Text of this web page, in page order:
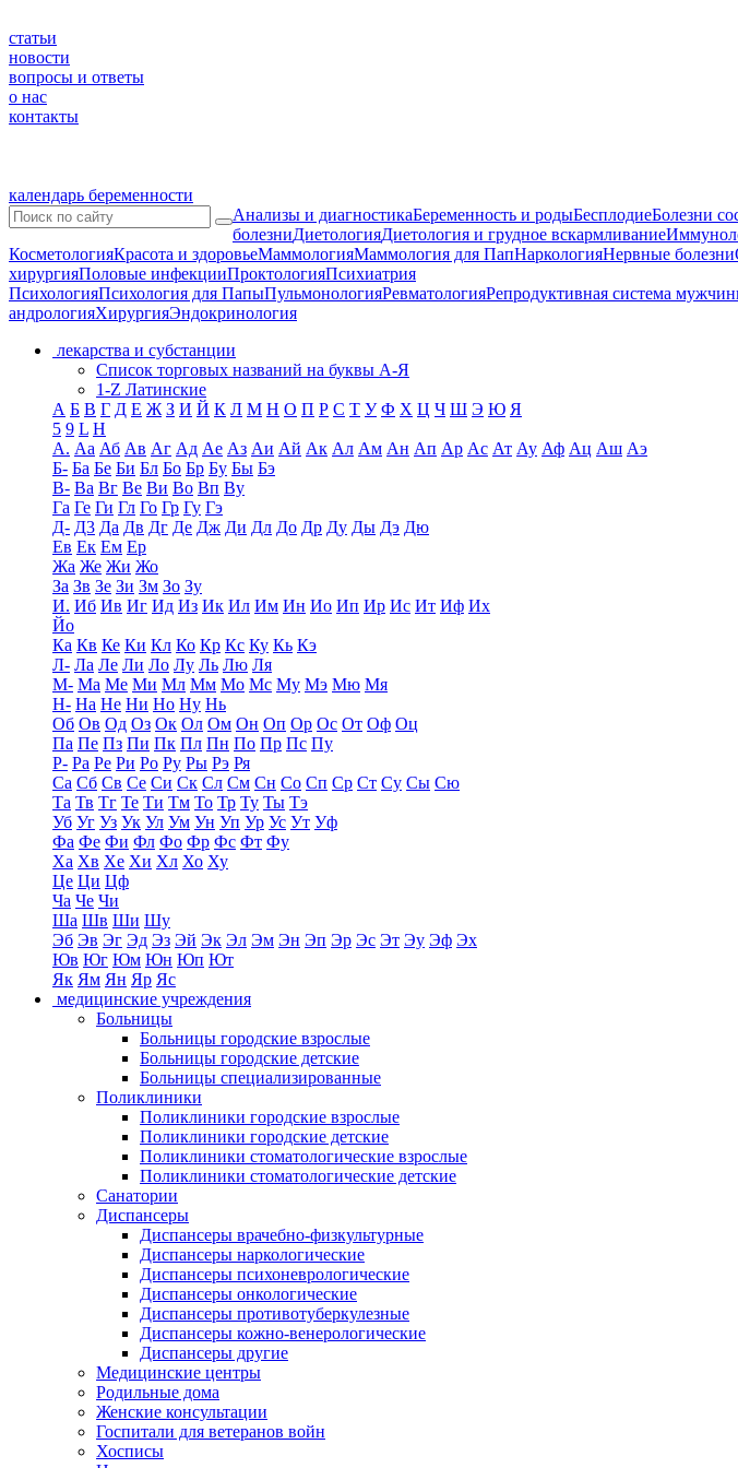
статьи
новости
вопросы и ответы
о нас
контакты
календарь беременности
Анализы и диагностикаБеременность и родыБесплодиеБолезни
болезниДиетологияДиетология и грудное вскармливание
КосметологияКрасота и здоровьеМаммологияМаммология для ПапНаркологияНервные болезни
хирургияПоловые инфекцииПроктологияПсихиатрия
ПсихологияПсихология для ПапыПульмонологияРевматологияРепродуктивная система
андрологияХирургияЭндокринология
лекарства и субстанции
Список торговых названий на буквы А-Я
1-Z Латинские
А Б В Г Д Е Ж З И Й К Л М Н О П Р С Т У Ф Х Ц Ч Ш Э Ю Я
5 9 L H
А. Аа Аб Ав Аг Ад Ае Аз Аи Ай Ак Ал Ам Ан Ап Ар Ас Ат Ау Аф Ац Аш Аэ
Б- Ба Бе Би Бл Бо Бр Бу Бы Бэ
В- Ва Вг Ве Ви Во Вп Ву
Га Ге Ги Гл Го Гр Гу Гэ
Д- Д3 Да Дв Дг Де Дж Ди Дл До Др Ду Ды Дэ Дю
Ев Ек Ем Ер
Жа Же Жи Жо
За Зв Зе Зи Зм Зо Зу
И. Иб Ив Иг Ид Из Ик Ил Им Ин Ио Ип Ир Ис Ит Иф Их
Йо
Ка Кв Ке Ки Кл Ко Кр Кс Ку Кь Кэ
Л- Ла Ле Ли Ло Лу Ль Лю Ля
М- Ма Ме Ми Мл Мм Мо Мс Му Мэ Мю Мя
Н- На Не Ни Но Ну Нь
Об Ов Од Оз Ок Ол Ом Он Оп Ор Ос От Оф Оц
Па Пе Пз Пи Пк Пл Пн По Пр Пс Пу
Р- Ра Ре Ри Ро Ру Ры Рэ Ря
Са Сб Св Се Си Ск Сл См Сн Со Сп Ср Ст Су Сы Сю
Та Тв Тг Те Ти Тм То Тр Ту Ты Тэ
Уб Уг Уз Ук Ул Ум Ун Уп Ур Ус Ут Уф
Фа Фе Фи Фл Фо Фр Фс Фт Фу
Ха Хв Хе Хи Хл Хо Ху
Це Ци Цф
Ча Че Чи
Ша Шв Ши Шу
Эб Эв Эг Эд Эз Эй Эк Эл Эм Эн Эп Эр Эс Эт Эу Эф Эх
Юв Юг Юм Юн Юп Ют
Як Ям Ян Яр Яс
медицинские учреждения
Больницы
Больницы городские взрослые
Больницы городские детские
Больницы специализированные
Поликлиники
Поликлиники городские взрослые
Поликлиники городские детские
Поликлиники стоматологические взрослые
Поликлиники стоматологические детские
Санатории
Диспансеры
Диспансеры врачебно-физкультурные
Диспансеры наркологические
Диспансеры психоневрологические
Диспансеры онкологические
Диспансеры противотуберкулезные
Диспансеры кожно-венерологические
Диспансеры другие
Медицинские центры
Родильные дома
Женские консультации
Госпитали для ветеранов войн
Хосписы